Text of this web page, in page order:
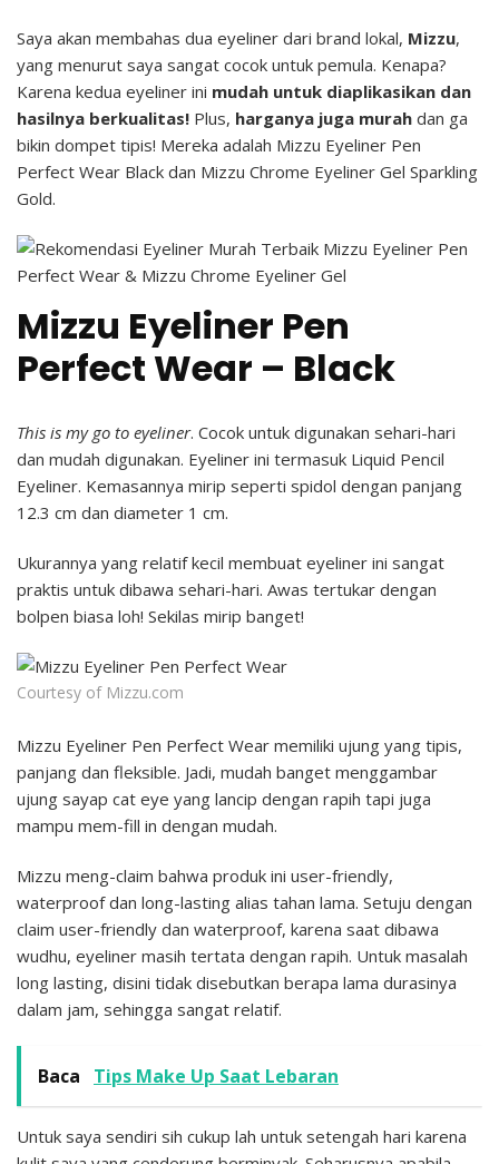
Saya akan membahas dua eyeliner dari brand lokal, Mizzu,
yang menurut saya sangat cocok untuk pemula. Kenapa?
Karena kedua eyeliner ini mudah untuk diaplikasikan dan
hasilnya berkualitas! Plus, harganya juga murah dan ga
bikin dompet tipis! Mereka adalah Mizzu Eyeliner Pen
Perfect Wear Black dan Mizzu Chrome Eyeliner Gel Sparkling
Gold.
Mizzu Eyeliner Pen
Perfect Wear – Black
This is my go to eyeliner. Cocok untuk digunakan sehari-hari
dan mudah digunakan. Eyeliner ini termasuk Liquid Pencil
Eyeliner. Kemasannya mirip seperti spidol dengan panjang
12.3 cm dan diameter 1 cm.
Ukurannya yang relatif kecil membuat eyeliner ini sangat
praktis untuk dibawa sehari-hari. Awas tertukar dengan
bolpen biasa loh! Sekilas mirip banget!
Courtesy of Mizzu.com
Mizzu Eyeliner Pen Perfect Wear memiliki ujung yang tipis,
panjang dan fleksible. Jadi, mudah banget menggambar
ujung sayap cat eye yang lancip dengan rapih tapi juga
mampu mem-fill in dengan mudah.
Mizzu meng-claim bahwa produk ini user-friendly,
waterproof dan long-lasting alias tahan lama. Setuju dengan
claim user-friendly dan waterproof, karena saat dibawa
wudhu, eyeliner masih tertata dengan rapih. Untuk masalah
long lasting, disini tidak disebutkan berapa lama durasinya
dalam jam, sehingga sangat relatif.
Baca Tips Make Up Saat Lebaran
Untuk saya sendiri sih cukup lah untuk setengah hari karena